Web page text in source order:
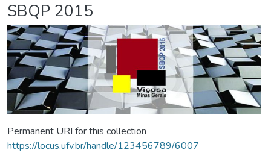
SBQP 2015
Permanent URI for this collection
https://locus.ufv.br/handle/123456789/6007